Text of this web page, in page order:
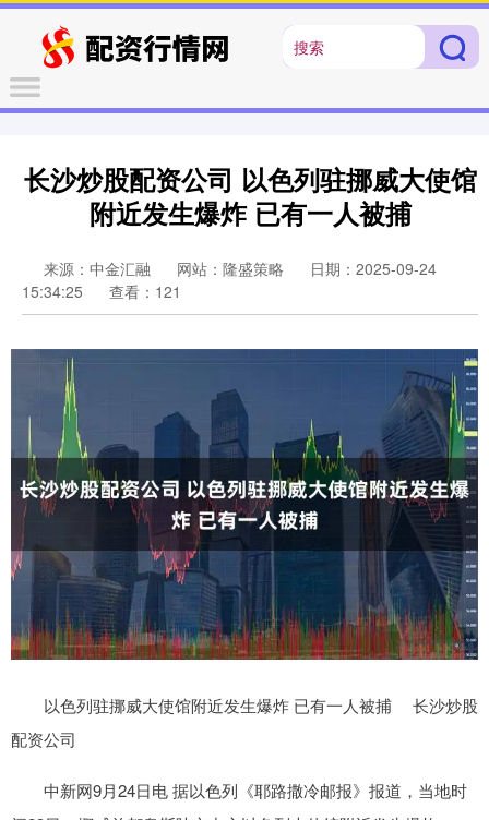
长沙炒股配资公司 以色列驻挪威大使馆
附近发生爆炸 已有一人被捕
来源：中金汇融 网站：隆盛策略
日期：2025-09-24
15:34:25
查看：121
以色列驻挪威大使馆附近发生爆炸 已有一人被捕 长沙炒股
配资公司
中新网9月24日电 据以色列《耶路撒冷邮报》报道，当地时